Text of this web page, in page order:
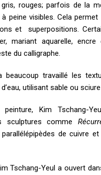
rouges; parfois de la
peine visibles. Cela permet
et superpositions.
mariant aquarelle, encre
du calligraphe.
beaucoup travaillé les
utilisant sable ou
Kim Tschang-
sculptures comme
de cuivre
Tschang-Yeul a ouvert